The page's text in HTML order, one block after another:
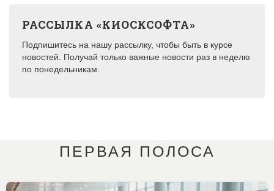
РАССЫЛКА «КИОСКСОФТА»
Подпишитесь на нашу рассылку, чтобы быть в курсе
новостей. Получай только важные новости раз в неделю
по понедельникам.
ПЕРВАЯ ПОЛОСА